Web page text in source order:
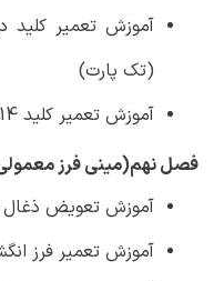
آموزش تعمیر کلید
(تک پارت)
آموزش تعمیر کلید 9014 توسن (تک پارت)
فصل نهم(مینی فرز
آموزش تعویض ذغال
آموزش تعمیر فرز